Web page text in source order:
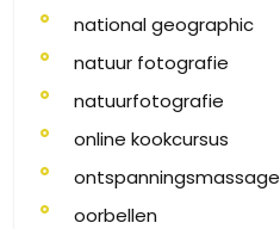
national geographic
natuur fotografie
natuurfotografie
online kookcursus
ontspanningsmassage
oorbellen